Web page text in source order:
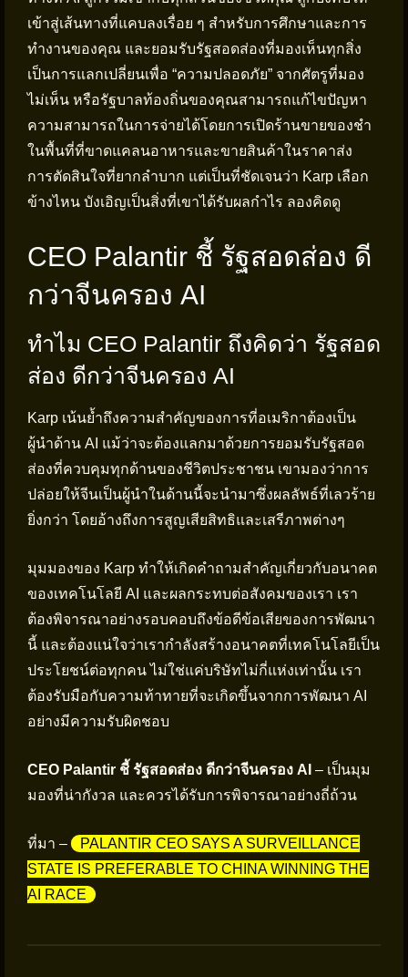
เข้าสู่เส้นทางที่แคบลงเรื่อย ๆ สำหรับการศึกษาและการ
ทำงานของคุณ และยอมรับรัฐสอดส่องที่มองเห็นทุกสิ่ง
เป็นการแลกเปลี่ยนเพื่อ “ความปลอดภัย” จากศัตรูที่มอง
ไม่เห็น หรือรัฐบาลท้องถิ่นของคุณสามารถแก้ไขปัญหา
ความสามารถในการจ่ายได้โดยการเปิดร้านขายของชำ
ในพื้นที่ที่ขาดแคลนอาหารและขายสินค้าในราคาส่ง
การตัดสินใจที่ยากลำบาก แต่เป็นที่ชัดเจนว่า Karp เลือก
ข้างไหน บังเอิญเป็นสิ่งที่เขาได้รับผลกำไร ลองคิดดู
CEO Palantir ชี้ รัฐสอดส่อง ดี
กว่าจีนครอง AI
ทำไม CEO Palantir ถึงคิดว่า รัฐสอด
ส่อง ดีกว่าจีนครอง AI
Karp เน้นย้ำถึงความสำคัญของการที่อเมริกาต้องเป็น
ผู้นำด้าน AI แม้ว่าจะต้องแลกมาด้วยการยอมรับรัฐสอด
ส่องที่ควบคุมทุกด้านของชีวิตประชาชน เขามองว่าการ
ปล่อยให้จีนเป็นผู้นำในด้านนี้จะนำมาซึ่งผลลัพธ์ที่เลวร้าย
ยิ่งกว่า โดยอ้างถึงการสูญเสียสิทธิและเสรีภาพต่างๆ
มุมมองของ Karp ทำให้เกิดคำถามสำคัญเกี่ยวกับอนาคต
ของเทคโนโลยี AI และผลกระทบต่อสังคมของเรา เรา
ต้องพิจารณาอย่างรอบคอบถึงข้อดีข้อเสียของการพัฒนา
นี้ และต้องแน่ใจว่าเรากำลังสร้างอนาคตที่เทคโนโลยีเป็น
ประโยชน์ต่อทุกคน ไม่ใช่แค่บริษัทไม่กี่แห่งเท่านั้น เรา
ต้องรับมือกับความท้าทายที่จะเกิดขึ้นจากการพัฒนา AI
อย่างมีความรับผิดชอบ
CEO Palantir ชี้ รัฐสอดส่อง ดีกว่าจีนครอง AI – เป็นมุม
มองที่น่ากังวล และควรได้รับการพิจารณาอย่างถี่ถ้วน
ที่มา –
PALANTIR CEO SAYS A SURVEILLANCE
STATE IS PREFERABLE TO CHINA WINNING THE
AI RACE